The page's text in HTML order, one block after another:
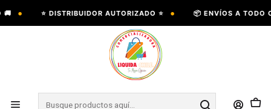
• ⭐ DISTRIBUIDOR AUTORIZADO ⭐ • 📦 ENVÍOS A TODO